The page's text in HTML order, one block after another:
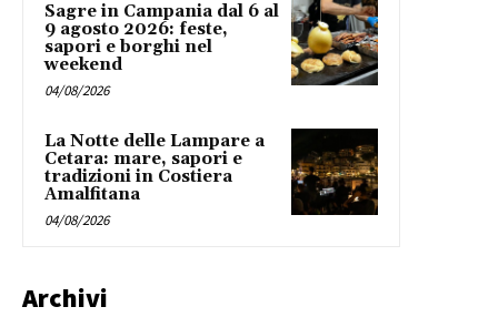
Sagre in Campania dal 6 al
9 agosto 2026: feste,
sapori e borghi nel
weekend
04/08/2026
La Notte delle Lampare a
Cetara: mare, sapori e
tradizioni in Costiera
Amalfitana
04/08/2026
Archivi